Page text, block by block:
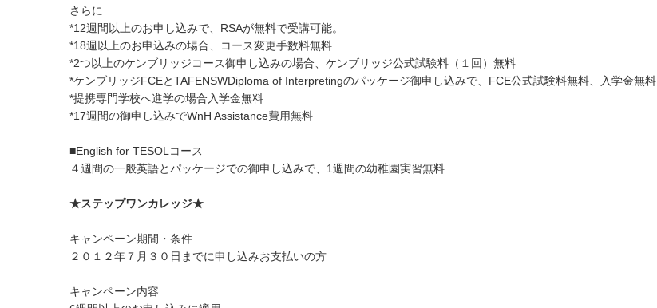
さらに
*12週間以上のお申し込みで、RSAが無料で受講可能。
*18週以上のお申込みの場合、コース変更手数料無料
*2つ以上のケンブリッジコース御申し込みの場合、ケンブリッジ公式試験料（１回）無料
*ケンブリッジFCEとTAFENSWDiploma of Interpretingのパッケージ御申し込みで、FCE公式試験料無料、入学金無料
*提携専門学校へ進学の場合入学金無料
*17週間の御申し込みでWnH Assistance費用無料
■English for TESOLコース
４週間の一般英語とパッケージでの御申し込みで、1週間の幼稚園実習無料
★ステップワンカレッジ★
キャンペーン期間・条件
２０１２年７月３０日までに申し込みお支払いの方
キャンペーン内容